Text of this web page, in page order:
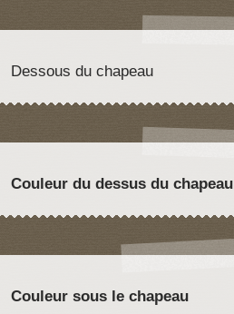
Dessous du chapeau
Couleur du dessus du chapeau
Couleur sous le chapeau